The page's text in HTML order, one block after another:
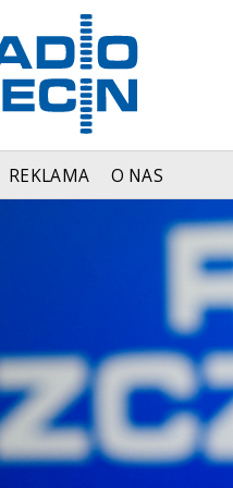
REKLAMA O NAS